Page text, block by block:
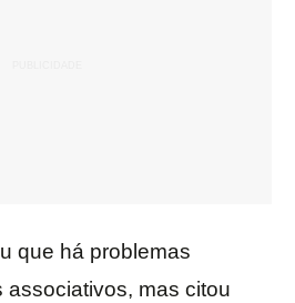
que há problemas
associativos, mas citou